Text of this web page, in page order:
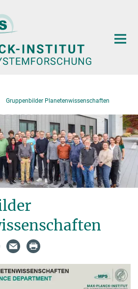
Gruppenbilder Planetenwissenschaften